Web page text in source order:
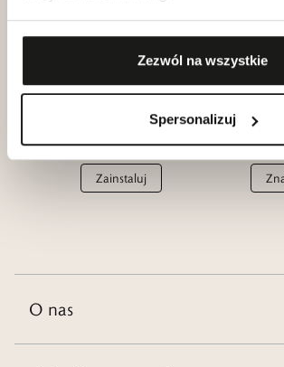
Zezwól na wszystkie
Spersonalizuj
Dołącz
Aplikacja
W.KRUK
Zainstaluj
O nas